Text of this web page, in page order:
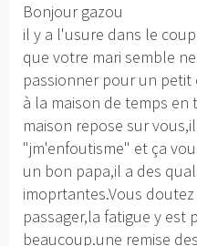
Bonjour gazou
il y a l'usure dans le
que votre mari semble
passionner pour un petit
à la maison de temps en
maison repose sur
"jm'enfoutisme" et ça
un bon papa,il a des
imoprtantes.Vous doutez
passager,la fatigue y est
beaucoup.une remise